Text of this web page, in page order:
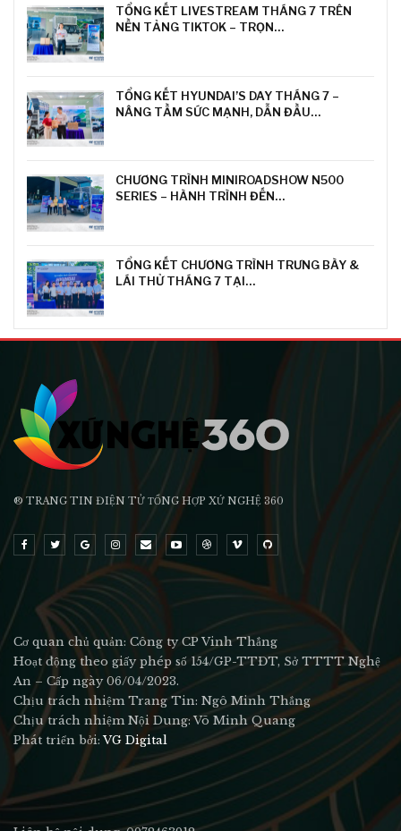
TỔNG KẾT LIVESTREAM THÁNG 7 TRÊN
NỀN TẢNG TIKTOK – TRỌN…
TỔNG KẾT HYUNDAI’S DAY THÁNG 7 –
NÂNG TẦM SỨC MẠNH, DẪN ĐẦU…
CHƯƠNG TRÌNH MINIROADSHOW N500
SERIES – HÀNH TRÌNH ĐẾN…
TỔNG KẾT CHƯƠNG TRÌNH TRƯNG BÀY &
LÁI THỬ THÁNG 7 TẠI…
® TRANG TIN ĐIỆN TỬ ТỔNG HỢP XỨ NGHỆ 360
Cơ quan chủ quản: Công ty CP Vinh Thắng
Hoạt động theo giấy phép số 154/GP-TTĐT, Sở TTTT Nghệ
An – Cấp ngày 06/04/2023.
Chịu trách nhiệm Trang Tin: Ngô Minh Thắng
Chịu trách nhiệm Nội Dung: Võ Minh Quang
Phát triển bởi:VG Digital